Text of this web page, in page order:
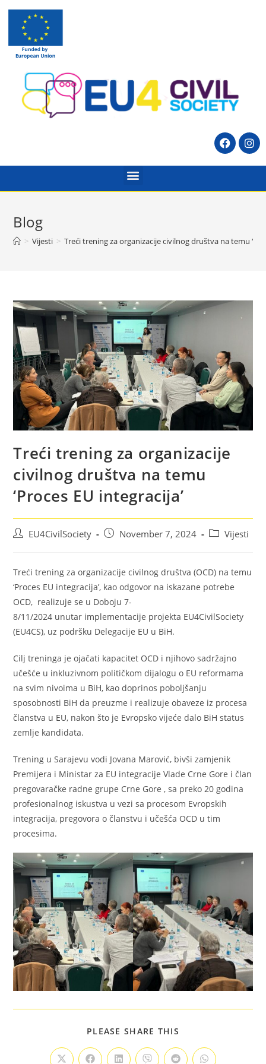
Blog
> Vijesti > Treći trening za organizacije civilnog društva na temu
Treći trening za organizacije
civilnog društva na temu
‘Proces EU integracija’
EU4CivilSociety November 7, 2024 Vijesti
Treći trening za organizacije civilnog društva (OCD) na temu
‘Proces EU integracija’, kao odgovor na iskazane potrebe
OCD, realizuje se u Doboju 7-
8/11/2024 unutar implementacije projekta EU4CivilSociety
(EU4CS), uz podršku Delegacije EU u BiH.
Cilj treninga je ojačati kapacitet OCD i njihovo sadržajno
učešće u inkluzivnom političkom dijalogu o EU reformama
na svim nivoima u BiH, kao doprinos poboljšanju
sposobnosti BiH da preuzme i realizuje obaveze iz procesa
članstva u EU, nakon što je Evropsko vijeće dalo BiH status
zemlje kandidata.
Trening u Sarajevu vodi Jovana Marović, bivši zamjenik
Premijera i Ministar za EU integracije Vlade Crne Gore i član
pregovaračke radne grupe Crne Gore , sa preko 20 godina
profesionalnog iskustva u vezi sa procesom Evropskih
integracija, pregovora o članstvu i učešća OCD u tim
procesima.
PLEASE SHARE THIS